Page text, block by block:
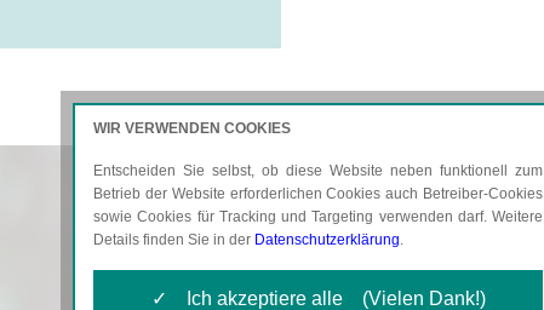
AKTUELLES KARRIERE
WIR VERWENDEN COOKIES
Entscheiden Sie selbst, ob diese Website neben funktionell zum
Betrieb der Website erforderlichen Cookies auch Betreiber-Cookies
sowie Cookies für Tracking und Targeting verwenden darf. Weitere
Details finden Sie in der Datenschutzerklärung.
✓ Ich akzeptiere alle (Vielen Dank!)